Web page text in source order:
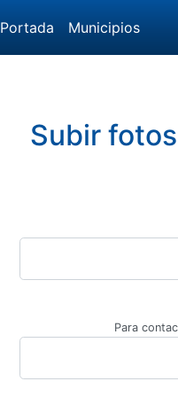
Portada Municipios
Subir
Para